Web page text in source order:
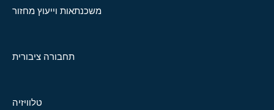
משכנתאות וייעוץ מחזור
תחבורה ציבורית
טלוויזיה